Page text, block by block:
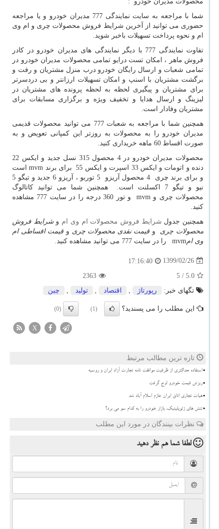
شما با مراجعه به سایت نمایندگی 777 مدیران خودرو و یا مراجعه
حضوری می توانید از آخرین شرایط فروش محصولات چری و ام وی
ام و نحوه پرداخت تسهیلات باخبر شوید.
تفاوت نمایندگی 777 با دیگر نمایندگی های مدیران خودرو در کادر
فروش ماهر ، امکان تست درایو تمامی محصولات مدیران خودرو در
تمامی شعبات و ارسال رایگان خودرو درب منزل مشتریان و رفت و
برگشت مشتریان با اسنپ و امکان تسهیلات ارزانتر و بی دردسرتر
برای مشتریان و پیگیری لحظه به لحظه پرونده های مشتریان در
لیزینگ و ارسال هدایا و تخفیف ویژه و برگزاری مسابقات برای
مشتریان وفادار است.
همچنین شما با مراجعه به شعبات 777 می توانید محصولات قدیمی
مدیران خودرو را به محصولات به روزتر این کمپانی تعویض و به
صورت اقساط 60 ماهه خریداری کنید.
محصولات مدیران خودرو در 4 محصول 315 نسل جدید و ایکس 22
دنده و اتومات و ایکس 33 اسپرت و ایکس 55 برای برند
mvm است
و برای برند چری 4 محصول آریزو 5 توربو ، آریزو 6 جدید و تیگو 5
نیو و تیگو 7 اکسلنت است. همچنین شما می توانید کاتالوگ
محصولات چری و mvm
و تور 360 درجه را در سایت 777 مشاهده
کنید.
همچنین جدول شرایط فروش محصولات ام وی ام وشرایط فروش
محصولات چری و قیمت نقدی محصولات چری و قیمت اقساطی ام
وی امmvm را در سایت 777 می توانید مشاهده کنید .
1399/02/26
17:16:40
5.0
/ 5
2363
تگهای خبر:
رپورتاژ , اقتصاد , تولید , چین
این مطلب را می پسندید؟ (1)
(0)
X
تازه ترین مطالب مرتبط
استفاده حداکثری از ظرفیت موافقت نامه تجارت آزاد ایران و روسیه
ریزش قیمت خودرو اوج گرفت
هیات تجاری اتاق ایران عازم اسلام آباد شد
تنش های ژئوپلیتیک، بازار خودرو را به کدام سو می برد؟
نظرات بینندگان در مورد این مطلب
لطفا شما همنظر دهید